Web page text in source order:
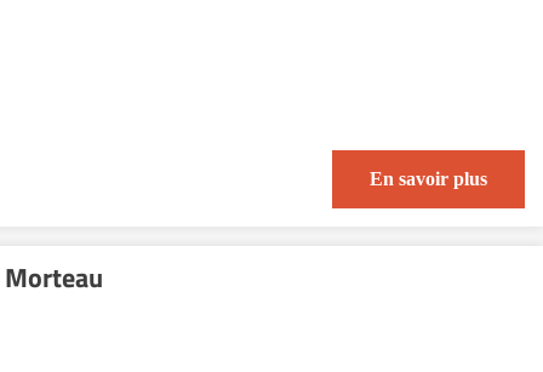
En savoir plus